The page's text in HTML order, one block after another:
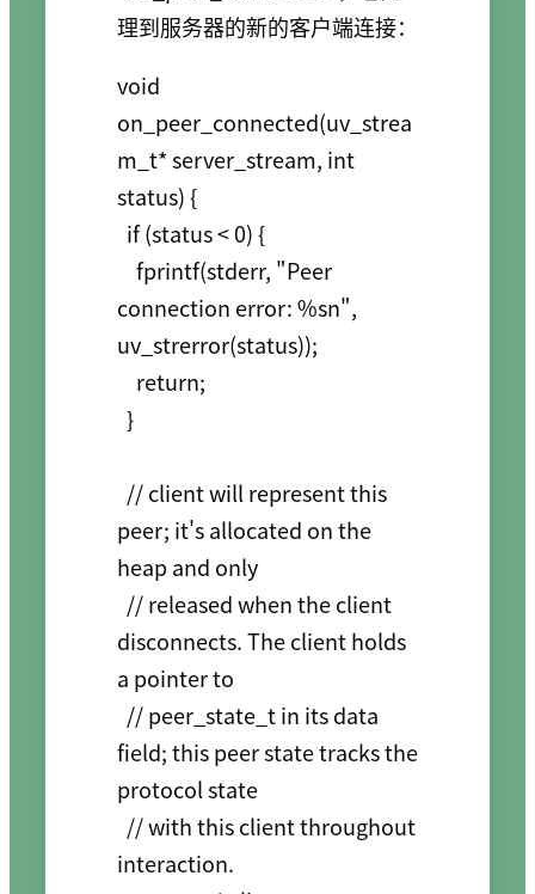
理到服务器的新的客户端连接：
void
on_peer_connected(uv_strea
m_t* server_stream, int
status) {
connection error: %sn",
uv_strerror(status));
peer; it's allocated on the
heap and only
disconnects. The client holds
a pointer to
field; this peer state tracks the
protocol state
interaction.